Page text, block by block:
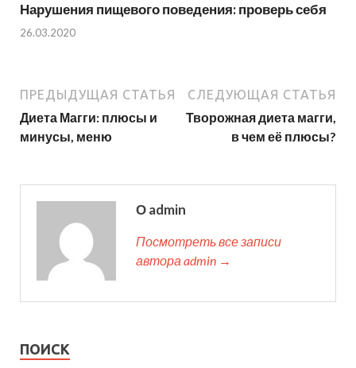
Нарушения пищевого поведения: проверь себя
26.03.2020
ПРЕДЫДУЩАЯ СТАТЬЯ
Диета Магги: плюсы и
минусы, меню
СЛЕДУЮЩАЯ СТАТЬЯ
Творожная диета магги,
в чем её плюсы?
О admin
Посмотреть все записи
автора admin →
ПОИСК